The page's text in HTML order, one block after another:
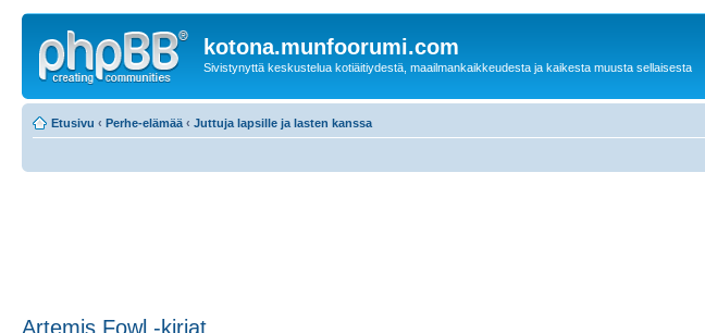
kotona.munfoorumi.com
Sivistynyttä keskustelua kotiäitiydestä, maailmankaikkeudesta ja kaikesta muusta sellaisesta
Etusivu ‹ Perhe-elämää ‹ Juttuja lapsille ja lasten kanssa
Artemis Fowl -kirjat